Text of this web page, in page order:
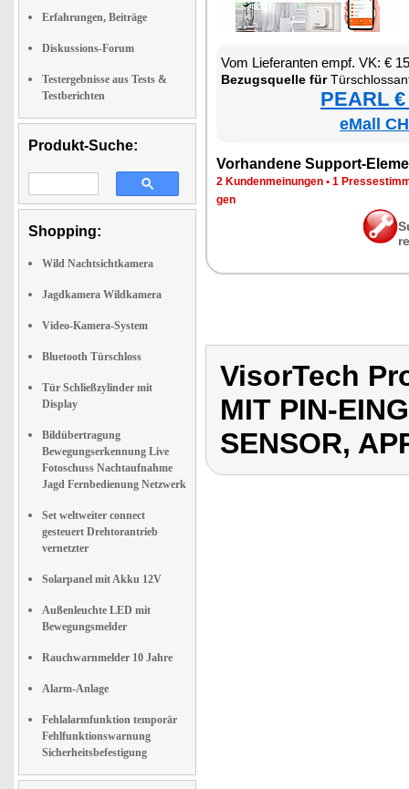
Erfahrungen, Beiträge
Diskussions-Forum
Testergebnisse aus Tests &
Testberichten
Produkt-Suche:
Shopping:
Wild Nachtsichtkamera
Jagdkamera Wildkamera
Video-Kamera-System
Bluetooth Türschloss
Tür Schließzylinder mit
Display
Bildübertragung
Bewegungserkennung Live
Fotoschuss Nachtaufnahme
Jagd Fernbedienung Netzwerk
Set weltweiter connect
gesteuert Drehtorantrieb
vernetzter
Solarpanel mit Akku 12V
Außenleuchte LED mit
Bewegungsmelder
Rauchwarnmelder 10 Jahre
Alarm-Anlage
Fehlalarmfunktion temporär
Fehlfunktionswarnung
Sicherheitsbefestigung
Vom Lie­fe­ran­ten empf. VK: €
Be­zugs­quel­le fürTür­schloss­an­trieb mit PIN-Ein­ga­be,
PEARL
eMall
Vor­han­de­ne Sup­port-
2 Kun­den­mei­nun­gen • 1
gen
VisorTech
MIT PIN-
SENSOR,